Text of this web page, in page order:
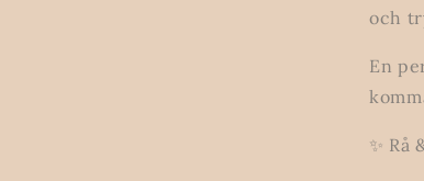
och
En
✨ Rå